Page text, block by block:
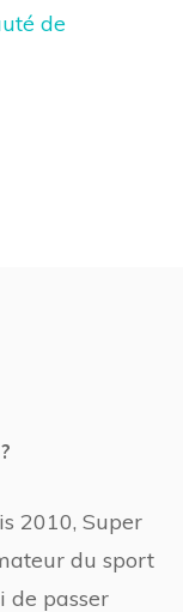
de
2010, Super
du sport
de passer